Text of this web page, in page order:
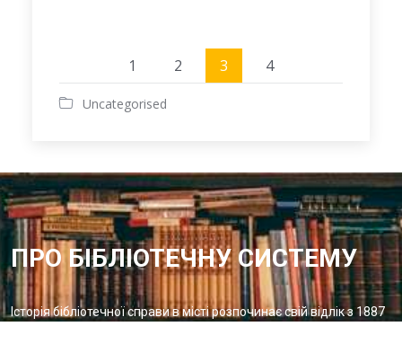
1 2 3 4
Uncategorised
ПРО БІБЛІОТЕЧНУ СИСТЕМУ
Історія бібліотечної справи в місті розпочинає свій відлік з 1887